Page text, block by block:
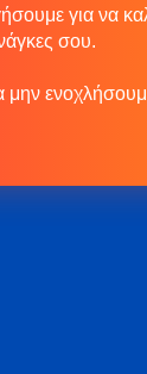
για να
σου.
μην